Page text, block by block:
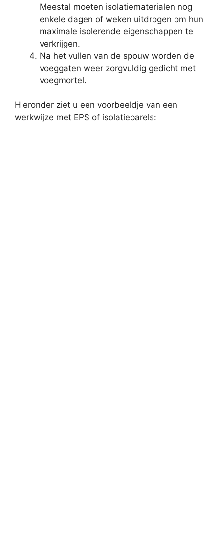
Meestal moeten isolatiematerialen nog
enkele dagen of weken uitdrogen om hun
maximale isolerende eigenschappen te
verkrijgen.
Na het vullen van de spouw worden de
voeggaten weer zorgvuldig gedicht met
voegmortel.
Hieronder ziet u een voorbeeldje van een
werkwijze met EPS of isolatieparels: